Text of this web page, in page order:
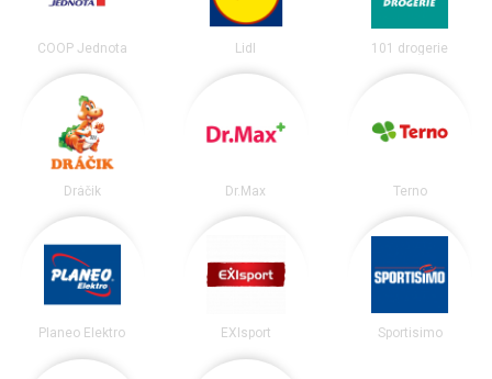
COOP Jednota Lidl 101 drogerie
Dráčik Dr.Max Terno
Planeo Elektro EXIsport Sportisimo